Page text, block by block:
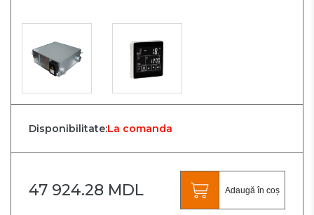
Disponibilitate:La comanda
47 924.28 MDL Adaugă în coș